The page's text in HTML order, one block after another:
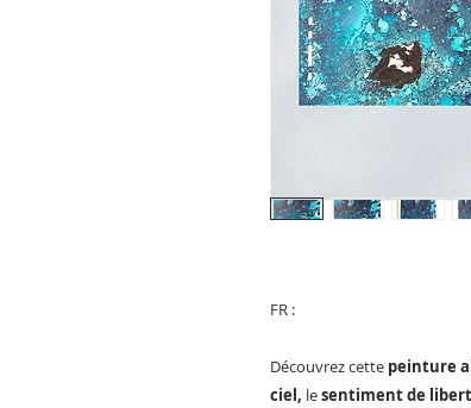
FR :
Découvrez cette peinture
ciel, lesentiment de